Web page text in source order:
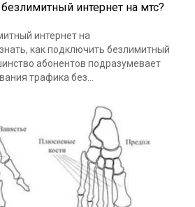
интернет на мтс?
интернет на
как подключить безлимитный
абонентов подразумевает
трафика без…